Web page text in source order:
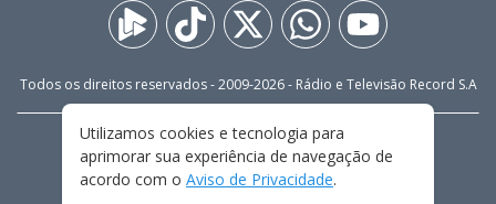
Todos os direitos reservados - 2009-2026- Rádio e Televisão Record S.A
FALE CONOSCO
PRIVACIDADE
TERMOS E CONDIÇÕES DE USO
Utilizamos cookies e tecnologia para
aprimorar sua experiência de navegação de
acordo com o Aviso de Privacidade.